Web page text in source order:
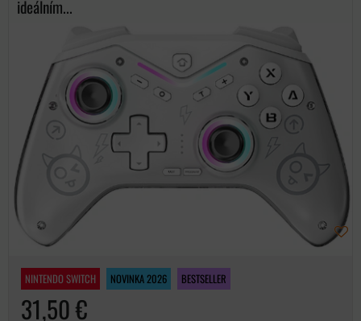
ideálním...
NINTENDO SWITCH NOVINKA 2026 BESTSELLER
31,50 €